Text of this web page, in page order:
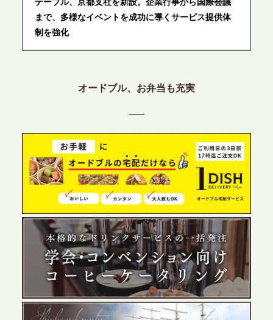
まで、多様なイベントを成功に導くサービス提供体
制を強化
プレスリリースのご案内｜ケータリングのセカンド
目の展開で、拡大する出張パーティー・ケータリン
2026.6.4
プレスリリースのご案内｜夏の社内親睦が、配属後
の離職防止に。オフィスや会議室で縁日気分を味わ
う「お祭りケータリング」の提供を開始
2026.5.29
プレスリリースのご案内｜ケータリングのセカンド
テーブル、群馬前橋支社を設立。再開発やオフィス
展開が進む前橋エリアの企業ニーズに応え、高品質
なサービスで各種イベント・懇親会をサポート
オードブル、お弁当も充実